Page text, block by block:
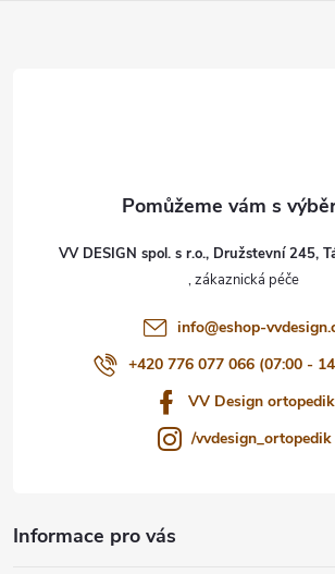
VV DESIGN spol. s r.o., Družstevní 245,
info@eshop-
+420 776 077 066 (07:00 -
VV Design ortopedik
/vvdesign_ortopedik
Informace pro vás